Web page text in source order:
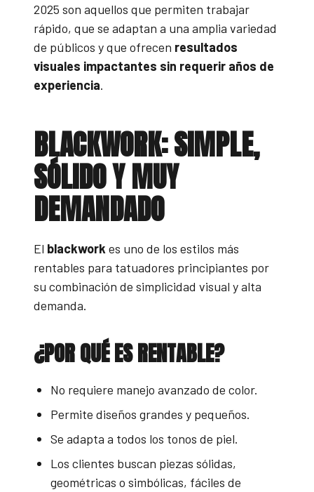
2025 son aquellos que permiten trabajar
rápido, que se adaptan a una amplia variedad
de públicos y que ofrecen resultados
visuales impactantes sin requerir años de
experiencia.
BLACKWORK: SIMPLE,
SÓLIDO Y MUY
DEMANDADO
El blackwork es uno de los estilos más
rentables para tatuadores principiantes por
su combinación de simplicidad visual y alta
demanda.
¿POR QUÉ ES RENTABLE?
No requiere manejo avanzado de color.
Permite diseños grandes y pequeños.
Se adapta a todos los tonos de piel.
Los clientes buscan piezas sólidas,
geométricas o simbólicas, fáciles de